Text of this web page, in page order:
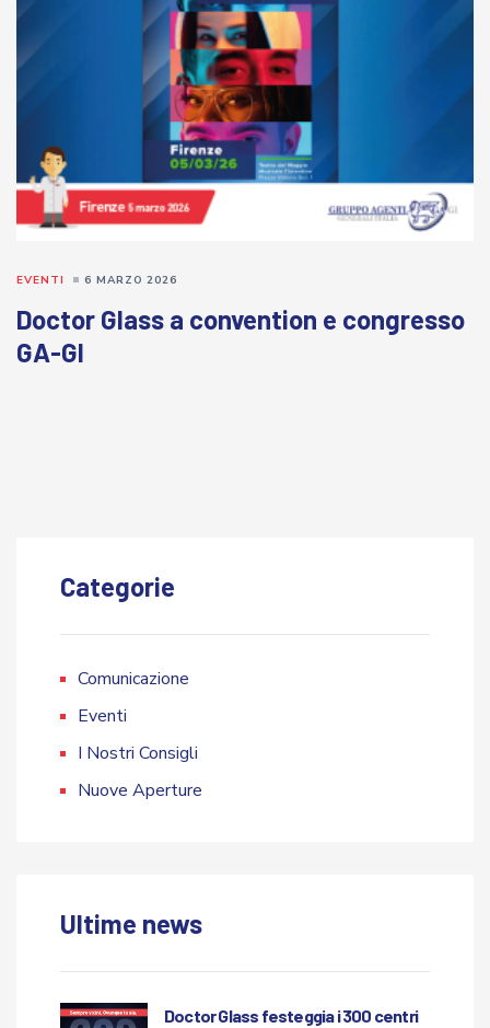
Doctor Glass a convention e congresso
GA-GI
EVENTI 6 MARZO 2026
Categorie
Comunicazione
Eventi
I Nostri Consigli
Nuove Aperture
Ultime news
Doctor Glass festeggia i 300 centri